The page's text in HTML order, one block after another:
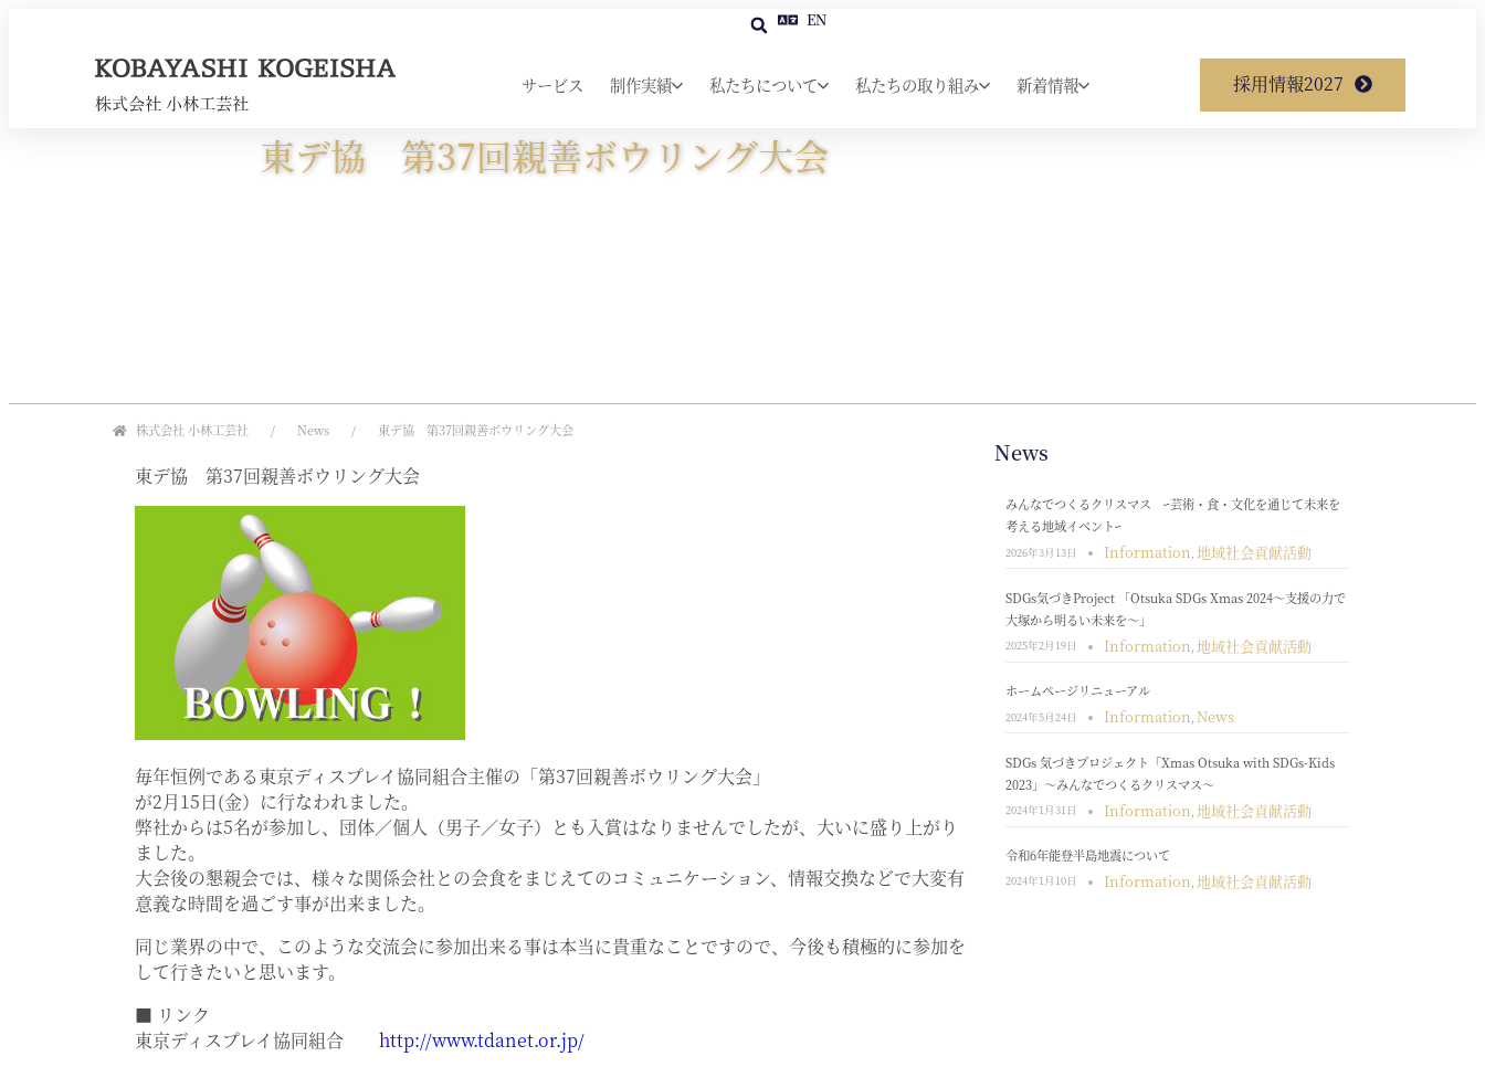
EN
サービス 制作実績 私たちについて 私たちの取り組み 新着情報 採用情報2027
東デ協 第37回親善ボウリング大会
株式会社 小林工芸社 News 東デ協 第37回親善ボウリング大会
東デ協 第37回親善ボウリング大会
毎年恒例である東京ディスプレイ協同組合主催の「第37回親善ボウリング大会」
が2月15日(金）に行なわれました。
弊社からは5名が参加し、団体／個人（男子／女子）とも入賞はなりませんでしたが、大いに盛り上がり
ました。
大会後の懇親会では、様々な関係会社との会食をまじえてのコミュニケーション、情報交換などで大変有
意義な時間を過ごす事が出来ました。
同じ業界の中で、このような交流会に参加出来る事は本当に貴重なことですので、今後も積極的に参加を
して行きたいと思います。
■ リンク
東京ディスプレイ協同組合 http://www.tdanet.or.jp/
News
みんなでつくるクリスマス ｰ芸術・食・文化を通じて未来を
考える地域イベントｰ
2026年3月13日 Information, 地域社会貢献活動
SDGs気づきProject 「Otsuka SDGs Xmas 2024～支援の力で
大塚から明るい未来を～」
2025年2月19日 Information 地域社会貢献活動
ホームページリニューアル
2024年5月24日 Information, News
SDGs 気づきプロジェクト「Xmas Otsuka with SDGs-Kids
2023」～みんなでつくるクリスマス～
2024年1月31日 Information 地域社会貢献活動
令和6年能登半島地震について
2024年1月10日 Information, 地域社会貢献活動